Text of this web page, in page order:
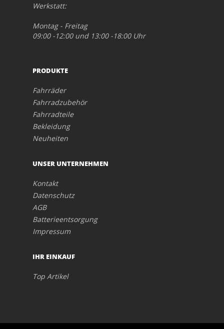
Werkstatt:
Montag - Freitag
09:00 -12:00 und 13:00 -18:00 Uhr
PRODUKTE
Fahrräder
Fahrradzubehör
Fahrradteile
Bekleidung
Neuheiten
UNSER UNTERNEHMEN
Kontakt
Datenschutz
AGB
Batterieentsorgung
Impressum
IHR EINKAUF
Top Artikel